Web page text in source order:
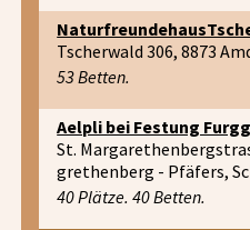
Tscherwald 306, 8873
53 Betten.
Aelpli bei Festung
St.
grethenberg - Pfäfers,
40 Plätze. 40 Betten.